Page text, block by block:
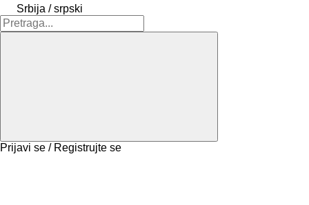
Srbija / srpski
Prijavi se / Registrujte se